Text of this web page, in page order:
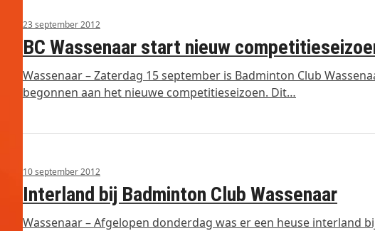
23 september 2012
BC Wassenaar start nieuw
Wassenaar – Zaterdag 15 september is Badminton Club
begonnen aan het nieuwe competitieseizoen. Dit…
10 september 2012
Interland bij Badminton Club Wassenaar
Wassenaar – Afgelopen donderdag was er een heuse interland